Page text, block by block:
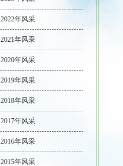
2022年风采
2021年风采
2020年风采
2019年风采
2018年风采
2017年风采
2016年风采
2015年风采
吃蛋糕咯
真正的技术！